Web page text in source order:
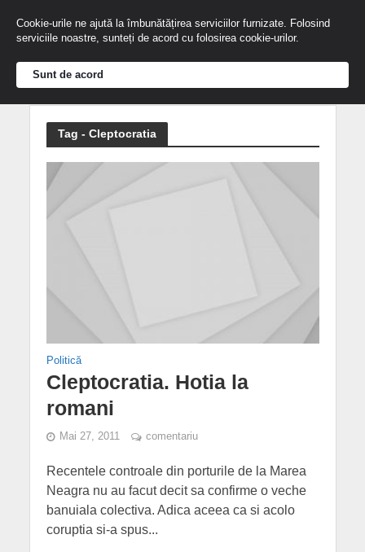
Tag - Cleptocratia
Politică
Cleptocratia. Hotia la
romani
Mai 27, 2011 comentariu
Recentele controale din porturile de la Marea
Neagra nu au facut decit sa confirme o veche
banuiala colectiva. Adica aceea ca si acolo
coruptia si-a spus...
Cookie-urile ne ajută la îmbunătățirea serviciilor furnizate. Folosind
serviciile noastre, sunteți de acord cu folosirea cookie-urilor.
Sunt de acord